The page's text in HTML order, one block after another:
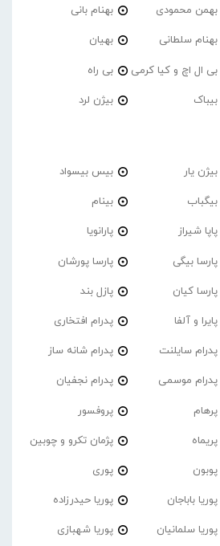
بهمن محمودی بهنام بانی
بهنام سلطانی بهیان
بی ال اچ و کیا کرمی بی راه
بیباک بیژن لرد
بیژن یار بیس بیسواد
بیگباب بینام
پاپا شیراز پارانویا
پارسا بیگی پارسا پورشان
پارسا کیان پازل بند
پایرا و آلفا پدرام افتخاری
پدرام‌ سایلنت پدرام شانه ساز
پدرام موسمی پدرام نجفیان
پرهام پروفسور
پریماه پژمان تکرو و چوبین
پوبون پوری
پوریا باباجان پوریا حیدرزاده
پوریا سلمانیان پوریا شهبازی